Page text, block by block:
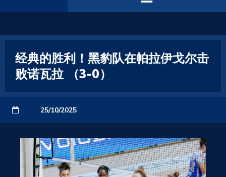
经典的胜利！黑豹队在帕拉伊戈尔击
败诺瓦拉 （3-0）
25/10/2025